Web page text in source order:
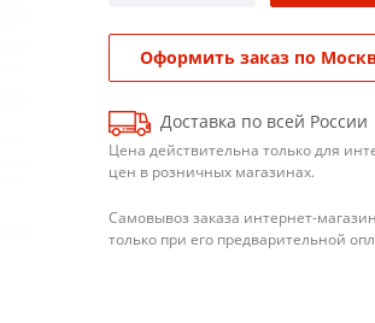
Оформить заказ по
Доставка по всей России
Цена действительна только для
цен в розничных магазинах.
Самовывоз заказа интернет-
только при его предварительной